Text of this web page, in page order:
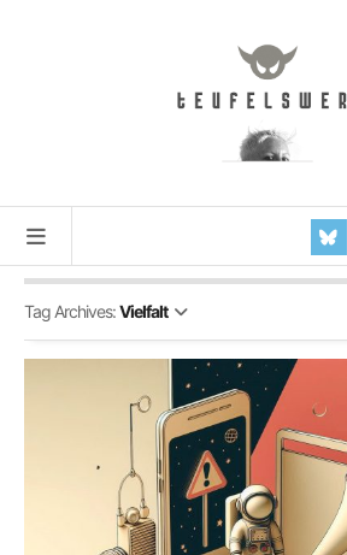
Tag Archives:Vielfalt